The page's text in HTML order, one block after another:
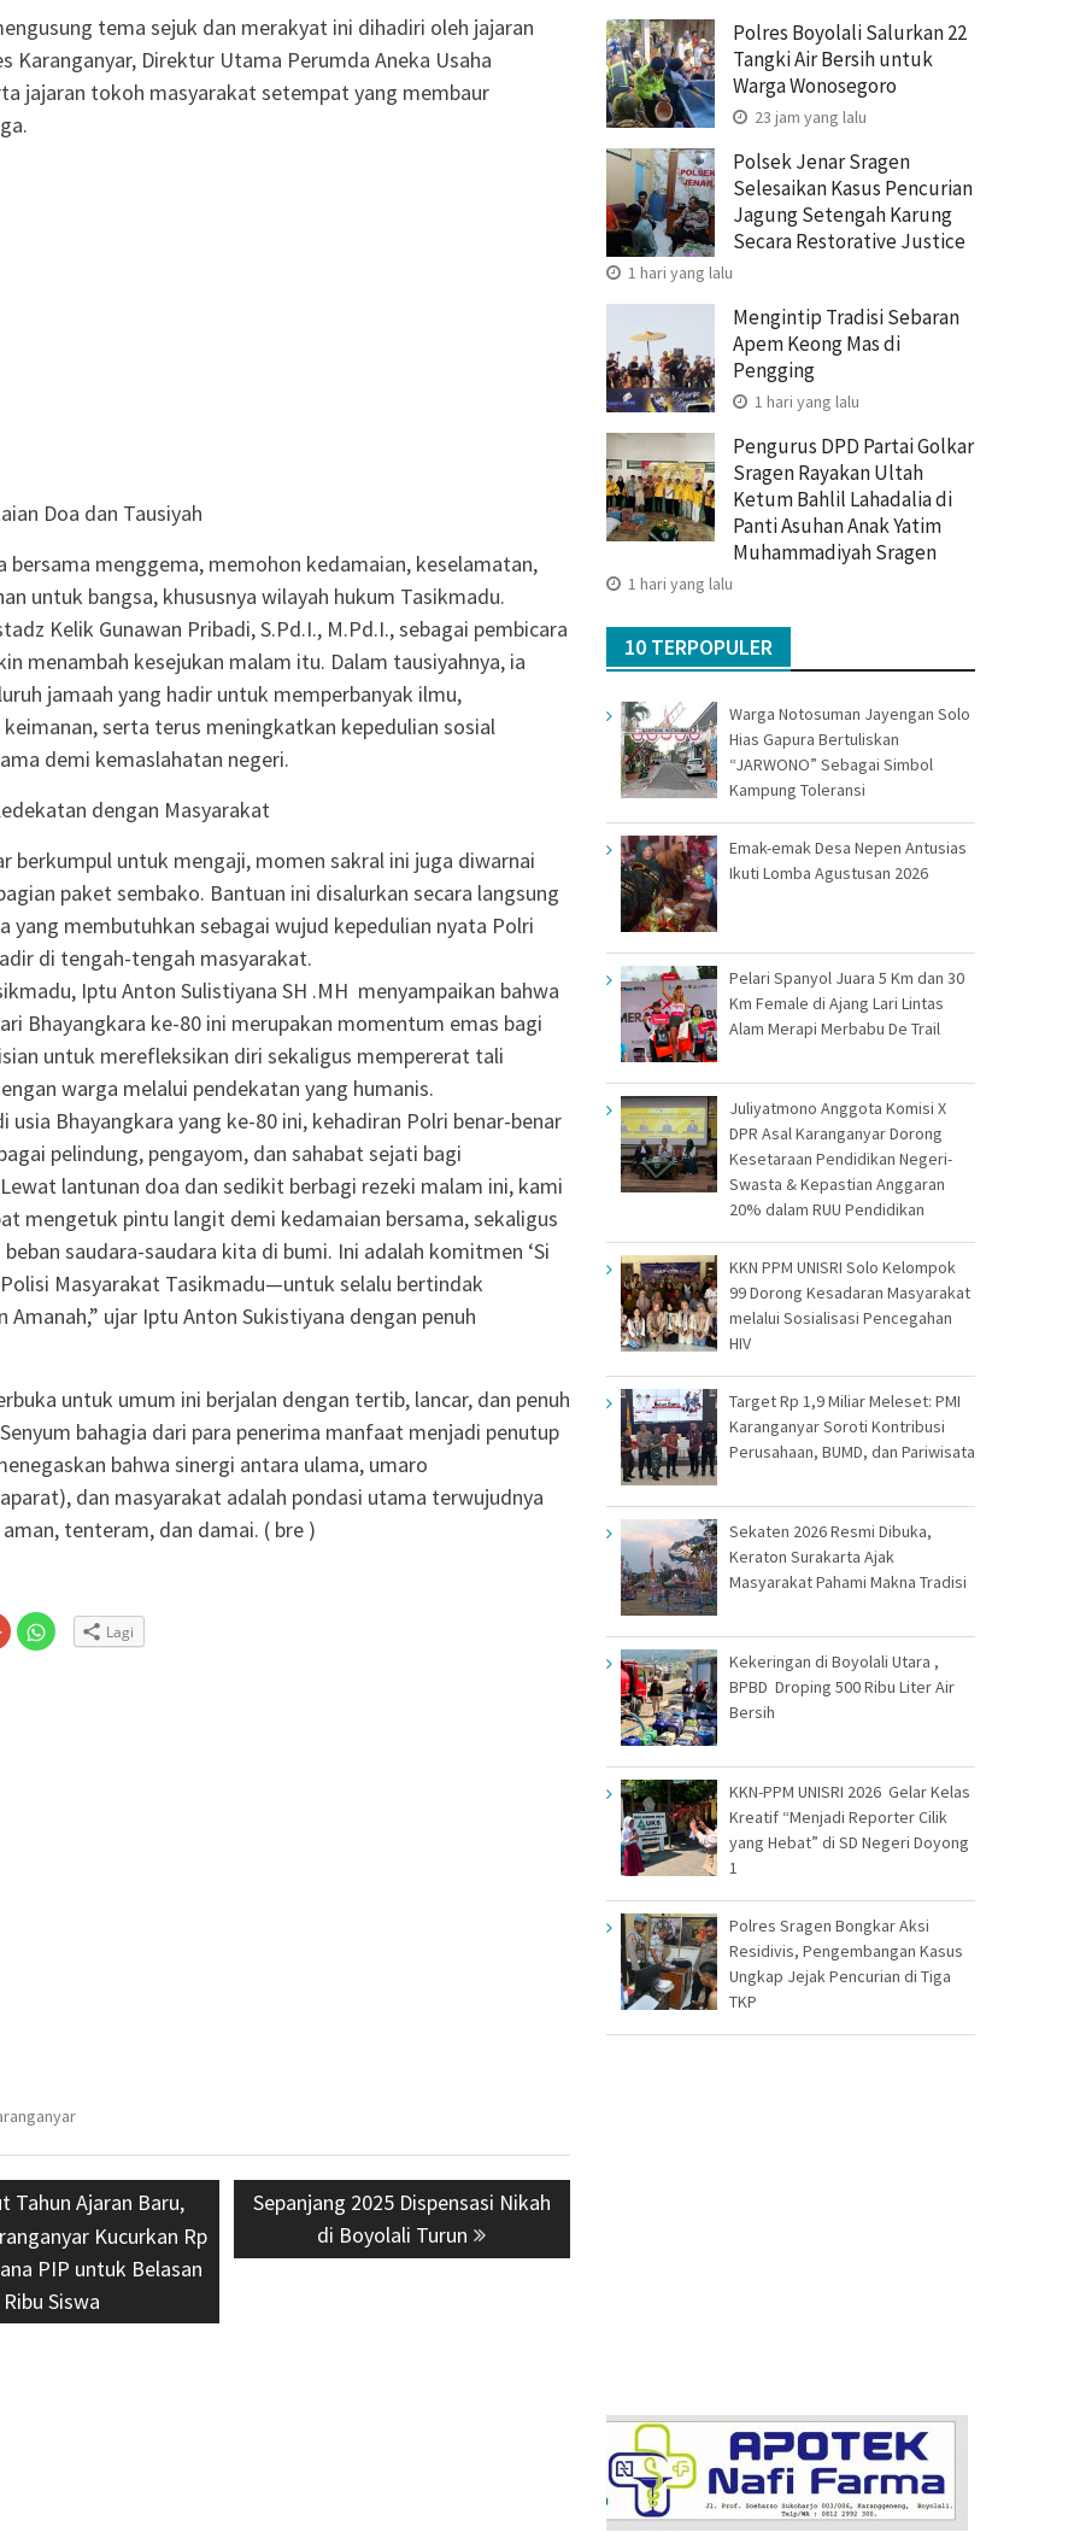
tema sejuk dan merakyat ini dihadiri oleh jajaran
Karanganyar, Direktur Utama Perumda Aneka Usaha
jajaran tokoh masyarakat setempat yang membaur
Doa dan Tausiyah
bersama menggema, memohon kedamaian, keselamatan,
untuk bangsa, khususnya wilayah hukum Tasikmadu.
Kelik Gunawan Pribadi, S.Pd.I., M.Pd.I., sebagai pembicara
menambah kesejukan malam itu. Dalam tausiyahnya, ia
jamaah yang hadir untuk memperbanyak ilmu,
serta terus meningkatkan kepedulian sosial
demi kemaslahatan negeri.
dengan Masyarakat
berkumpul untuk mengaji, momen sakral ini juga diwarnai
paket sembako. Bantuan ini disalurkan secara langsung
yang membutuhkan sebagai wujud kepedulian nyata Polri
di tengah-tengah masyarakat.
Iptu Anton Sulistiyana SH .MH menyampaikan bahwa
Bhayangkara ke-80 ini merupakan momentum emas bagi
untuk merefleksikan diri sekaligus mempererat tali
warga melalui pendekatan yang humanis.
usia Bhayangkara yang ke-80 ini, kehadiran Polri benar-benar
pelindung, pengayom, dan sahabat sejati bagi
lantunan doa dan sedikit berbagi rezeki malam ini, kami
mengetuk pintu langit demi kedamaian bersama, sekaligus
saudara-saudara kita di bumi. Ini adalah komitmen ‘Si
Masyarakat Tasikmadu—untuk selalu bertindak
Amanah,” ujar Iptu Anton Sukistiyana dengan penuh
untuk umum ini berjalan dengan tertib, lancar, dan penuh
bahagia dari para penerima manfaat menjadi penutup
bahwa sinergi antara ulama, umaro
dan masyarakat adalah pondasi utama terwujudnya
tenteram, dan damai. ( bre )
Klik
untuk
berbagi
Klik
untuk Lagi
Tahun Ajaran Baru,
Kucurkan Rp
PIP untuk Belasan
Ribu Siswa
Next
Sepanjang 2025 Dispensasi Nikah
di Boyolali Turun
Polres Boyolali Salurkan 22
Tangki Air Bersih untuk
Warga Wonosegoro
23 jam yang lalu
Polsek Jenar Sragen
Selesaikan Kasus Pencurian
Jagung Setengah Karung
Secara Restorative Justice
1 hari yang lalu
Mengintip Tradisi Sebaran
Apem Keong Mas di
Pengging
1 hari yang lalu
Pengurus DPD Partai Golkar
Sragen Rayakan Ultah
Ketum Bahlil Lahadalia di
Panti Asuhan Anak Yatim
Muhammadiyah Sragen
1 hari yang lalu
10 TERPOPULER
Warga Notosuman Jayengan Solo
Hias Gapura Bertuliskan
“JARWONO” Sebagai Simbol
Kampung Toleransi
Emak-emak Desa Nepen Antusias
Ikuti Lomba Agustusan 2026
Pelari Spanyol Juara 5 Km dan 30
Km Female di Ajang Lari Lintas
Alam Merapi Merbabu De Trail
Juliyatmono Anggota Komisi X
DPR Asal Karanganyar Dorong
Kesetaraan Pendidikan Negeri-
Swasta & Kepastian Anggaran
20% dalam RUU Pendidikan
KKN PPM UNISRI Solo Kelompok
99 Dorong Kesadaran Masyarakat
melalui Sosialisasi Pencegahan
HIV
Target Rp 1,9 Miliar Meleset: PMI
Karanganyar Soroti Kontribusi
Perusahaan, BUMD, dan Pariwisata
Sekaten 2026 Resmi Dibuka,
Keraton Surakarta Ajak
Masyarakat Pahami Makna Tradisi
Kekeringan di Boyolali Utara ,
BPBD Droping 500 Ribu Liter Air
Bersih
KKN-PPM UNISRI 2026 Gelar Kelas
Kreatif “Menjadi Reporter Cilik
yang Hebat” di SD Negeri Doyong
1
Polres Sragen Bongkar Aksi
Residivis, Pengembangan Kasus
Ungkap Jejak Pencurian di Tiga
TKP